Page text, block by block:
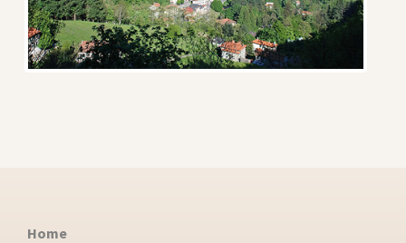
Home